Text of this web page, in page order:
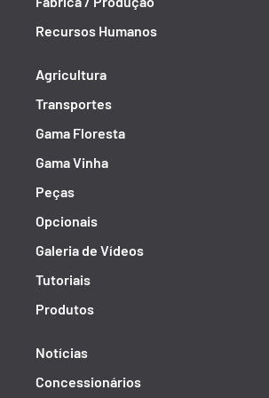
Recursos Humanos
Agricultura
Transportes
Gama Floresta
Gama Vinha
Peças
Opcionais
Galeria de Vídeos
Tutoriais
Produtos
Notícias
Concessionários